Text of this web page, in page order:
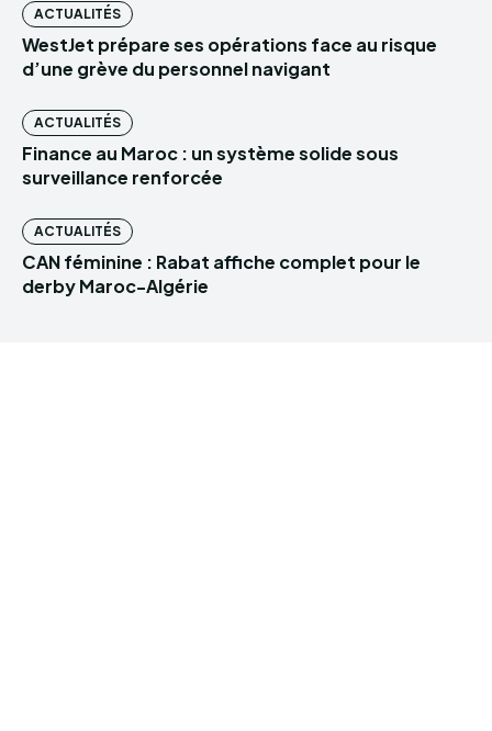
ACTUALITÉS
WestJet prépare ses opérations face au risque
d’une grève du personnel navigant
ACTUALITÉS
Finance au Maroc : un système solide sous
surveillance renforcée
ACTUALITÉS
CAN féminine : Rabat affiche complet pour le
derby Maroc-Algérie